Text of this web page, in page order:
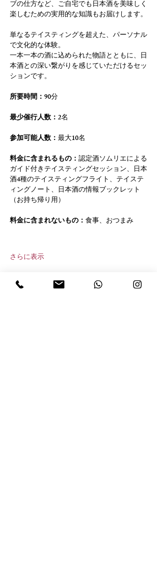
ブの仕方など、ご自宅でも日本酒を美味しく
楽しむための実用的な知識もお届けします。
単なるテイスティングを超えた、パーソナル
で文化的な体験。
一本一本の酒に込められた物語とともに、日
本酒との深い繋がりを感じていただけるセッ
ションです。
所要時間： 90分
最少催行人数： 2名
参加可能人数： 最大10名
料金に含まれるもの： 認定酒ソムリエによる
ガイド付きテイスティングセッション、日本
酒4種のテイスティングフライト、テイステ
ィングノート、日本酒の情報ブックレット
（お持ち帰り用）
料金に含まれないもの： 食事、おつまみ
さらに表示